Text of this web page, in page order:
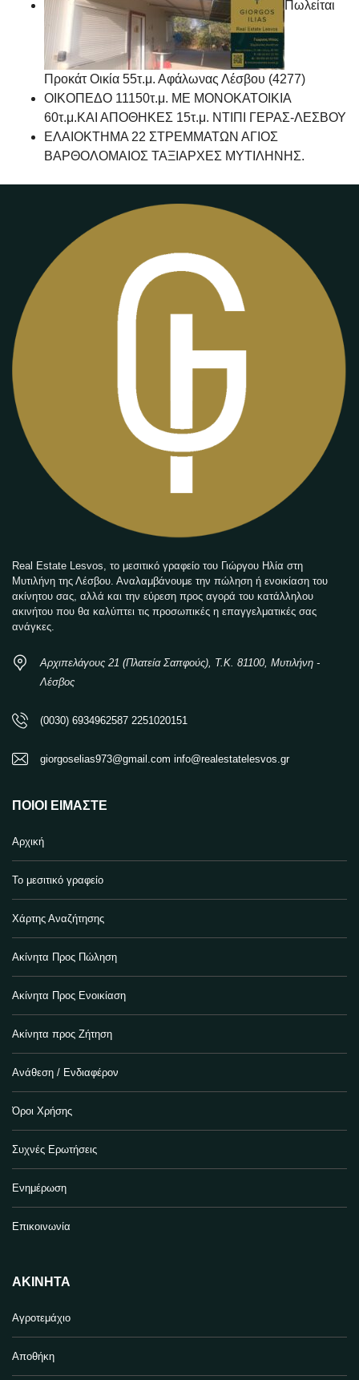
Πωλείται
Προκάτ Οικία 55τ.μ. Αφάλωνας Λέσβου (4277)
ΟΙΚΟΠΕΔΟ 11150τ.μ. ΜΕ ΜΟΝΟΚΑΤΟΙΚΙΑ
60τ.μ.ΚΑΙ ΑΠΟΘΗΚΕΣ 15τ.μ. ΝΤΙΠΙ ΓΕΡΑΣ-ΛΕΣΒΟΥ
ΕΛΑΙΟΚΤΗΜΑ 22 ΣΤΡΕΜΜΑΤΩΝ ΑΓΙΟΣ
ΒΑΡΘΟΛΟΜΑΙΟΣ ΤΑΞΙΑΡΧΕΣ ΜΥΤΙΛΗΝΗΣ.
Real Estate Lesvos, το μεσιτικό γραφείο του Γιώργου Ηλία στη
Μυτιλήνη της Λέσβου. Αναλαμβάνουμε την πώληση ή ενοικίαση του
ακίνητου σας, αλλά και την εύρεση προς αγορά του κατάλληλου
ακινήτου που θα καλύπτει τις προσωπικές η επαγγελματικές σας
ανάγκες.
Αρχιπελάγους 21 (Πλατεία Σαπφούς), Τ.Κ. 81100, Μυτιλήνη -
Λέσβος
(0030) 6934962587 2251020151
giorgoselias973@gmail.com info@realestatelesvos.gr
ΠΟΙΟΙ ΕΊΜΑΣΤΕ
Αρχική
Το μεσιτικό γραφείο
Χάρτης Αναζήτησης
Ακίνητα Προς Πώληση
Ακίνητα Προς Ενοικίαση
Ακίνητα προς Ζήτηση
Ανάθεση / Ενδιαφέρον
Όροι Χρήσης
Συχνές Ερωτήσεις
Ενημέρωση
Επικοινωνία
ΑΚΊΝΗΤΑ
Αγροτεμάχιο
Αποθήκη